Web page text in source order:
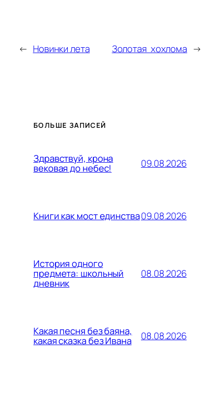
← Новинки лета Золотая хохлома →
БОЛЬШЕ ЗАПИСЕЙ
Здравствуй, крона
вековая до небес! 09.08.2026
Книги как мост единства09.08.2026
История одного
предмета: школьный
дневник
08.08.2026
Какая песня без баяна,
какая сказка без Ивана 08.08.2026